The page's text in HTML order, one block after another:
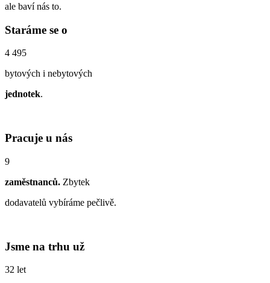
ale baví nás to.
Staráme se o
4 495
bytových i nebytových
jednotek.
Pracuje u nás
9
zaměstnanců. Zbytek
dodavatelů vybíráme pečlivě.
Jsme na trhu už
32 let